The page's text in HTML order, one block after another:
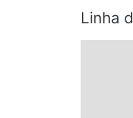
Espírito
Linha